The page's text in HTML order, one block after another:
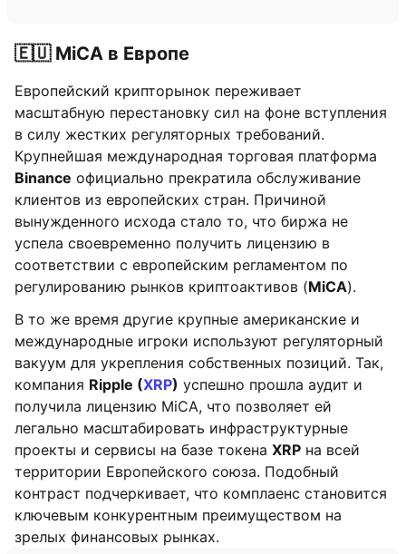
🇪🇺 MiCA в Европе
Европейский крипторынок переживает
масштабную перестановку сил на фоне вступления
в силу жестких регуляторных требований.
Крупнейшая международная торговая платформа
Binance официально прекратила обслуживание
клиентов из европейских стран. Причиной
вынужденного исхода стало то, что биржа не
успела своевременно получить лицензию в
соответствии с европейским регламентом по
регулированию рынков криптоактивов (MiCA).
В то же время другие крупные американские и
международные игроки используют регуляторный
вакуум для укрепления собственных позиций. Так,
компания Ripple (XRP) успешно прошла аудит и
получила лицензию MiCA, что позволяет ей
легально масштабировать инфраструктурные
проекты и сервисы на базе токена XRP на всей
территории Европейского союза. Подобный
контраст подчеркивает, что комплаенс становится
ключевым конкурентным преимуществом на
зрелых финансовых рынках.